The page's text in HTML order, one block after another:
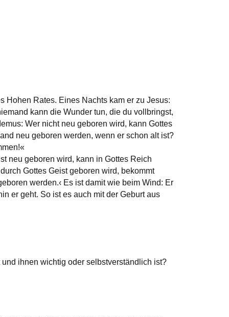
Hohen Rates. Eines Nachts kam er zu Jesus:
kann die Wunder tun, die du vollbringst,
Wer nicht neu geboren wird, kann Gottes
neu geboren werden, wenn er schon alt ist?
neu geboren wird, kann in Gottes Reich
Gottes Geist geboren wird, bekommt
werden.‹ Es ist damit wie beim Wind: Er
er geht. So ist es auch mit der Geburt aus
ihnen wichtig oder selbstverständlich ist?